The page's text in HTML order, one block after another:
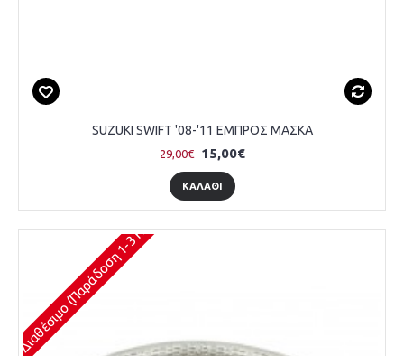
SUZUKI SWIFT '08-'11 ΕΜΠΡΟΣ ΜΑΣΚΑ
29,00€ 15,00€
ΚΑΛΆΘΙ
Διαθέσιμο (Παράδοση 1-3 Ημέρες)